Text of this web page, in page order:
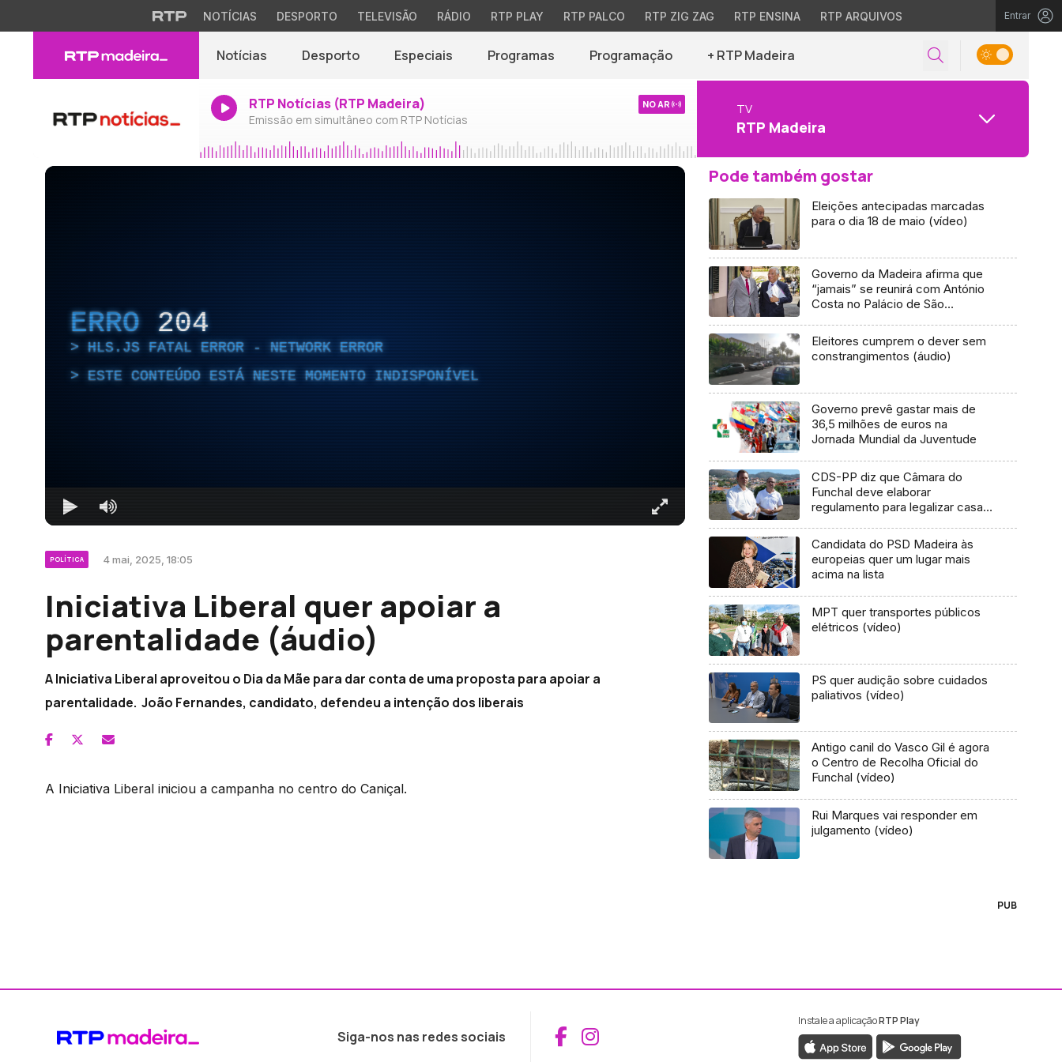
NOTÍCIAS DESPORTO TELEVISÃO RÁDIO RTP PLAY RTP PALCO RTP ZIG ZAG RTP ENSINA RTP ARQUIVOS Entrar
Notícias Desporto Especiais Programas Programação + RTP Madeira
RTP Notícias (RTP Madeira)
Emissão em simultâneo com RTP Notícias
NO AR TV
RTP Madeira
ERRO 204
HLS.JS FATAL ERROR - NETWORK ERROR
ESTE CONTEÚDO ESTÁ NESTE MOMENTO INDISPONÍVEL
POLÍTICA 4 mai, 2025, 18:05
Iniciativa Liberal quer apoiar a
parentalidade (áudio)
A Iniciativa Liberal aproveitou o Dia da Mãe para dar conta de uma proposta para apoiar a
parentalidade. João Fernandes, candidato, defendeu a intenção dos liberais
A Iniciativa Liberal iniciou a campanha no centro do Caniçal.
Pode também gostar
Eleições antecipadas marcadas
para o dia 18 de maio (vídeo)
Governo da Madeira afirma que
“jamais” se reunirá com António
Costa no Palácio de São
Eleitores cumprem o dever sem
constrangimentos (áudio)
Governo prevê gastar mais de
36,5 milhões de euros na
Jornada Mundial da Juventude
CDS-PP diz que Câmara do
Funchal deve elaborar
regulamento para legalizar casas
Candidata do PSD Madeira às
europeias quer um lugar mais
acima na lista
MPT quer transportes públicos
elétricos (vídeo)
PS quer audição sobre cuidados
paliativos (vídeo)
Antigo canil do Vasco Gil é agora
o Centro de Recolha Oficial do
Funchal (vídeo)
Rui Marques vai responder em
julgamento (vídeo)
PUB
Siga-nos nas redes sociais Aceder ao Facebook da RTP Madeira
Aceder ao Instagram da RTP Madeira
Instale a aplicaçãoRTP Play